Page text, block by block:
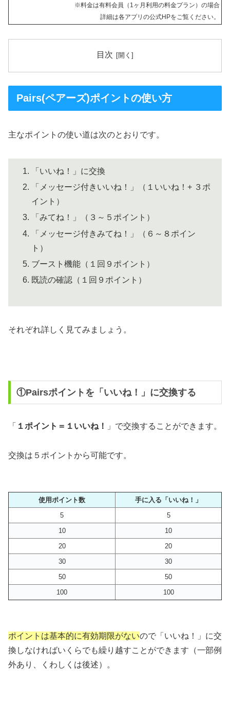
※料金は有料会員（1ヶ月利用の料金プラン）の場合
詳細は各アプリの公式HPをご覧ください。
目次
Pairs(ペアーズ)ポイントの使い方
主なポイントの使い道は次のとおりです。
「いいね！」に交換
「メッセージ付きいいね！」（１いいね！+ ３ポ
イント）
「みてね！」（３～５ポイント）
「メッセージ付きみてね！」（６～８ポイン
ト）
ブースト機能（１回９ポイント）
既読の確認（１回９ポイント）
それぞれ詳しく見てみましょう。
①Pairsポイントを「いいね！」に交換する
「 １ポイント＝１いいね！ 」で交換することができます。
交換は５ポイントから可能です。
使用ポイント数
手に入る「いいね！」
5
5
10
10
20
20
30
30
50
50
100
100
ポイントは基本的に有効期限がないので「いいね！」に交
換しなければいくらでも繰り越すことができます（一部例
外あり、くわしくは後述）。